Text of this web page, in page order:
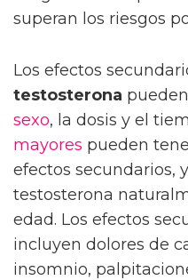
superan los riesgos
Los efectos
testosterona
sexo, la dosis y el
mayores pueden
efectos secundarios,
testosterona
edad. Los efectos
incluyen dolores de
insomnio,